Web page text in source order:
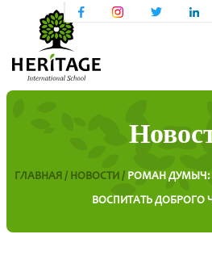
ГЛАВНАЯ / НОВОСТИ / РОМАН ДУМЫЧ:
ВОСПИТАТЬ ДОБРОГО